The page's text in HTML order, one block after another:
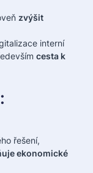
zvýšit
interní
cesta k
řešení,
ekonomické